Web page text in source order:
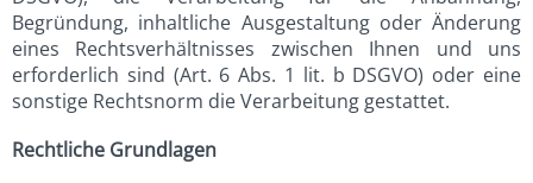
Begründung, inhaltliche Ausgestaltung oder Änderung
eines Rechtsverhältnisses zwischen Ihnen und uns
erforderlich sind (Art. 6 Abs. 1 lit. b DSGVO) oder eine
sonstige Rechtsnorm die Verarbeitung gestattet.
Rechtliche Grundlagen